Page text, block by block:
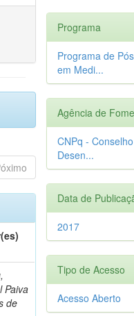
Paiva
de
Programa
Programa de
em Medi...
Agência de
CNPq -
Desen...
Data de
2017
Tipo de Acesso
Acesso Aberto